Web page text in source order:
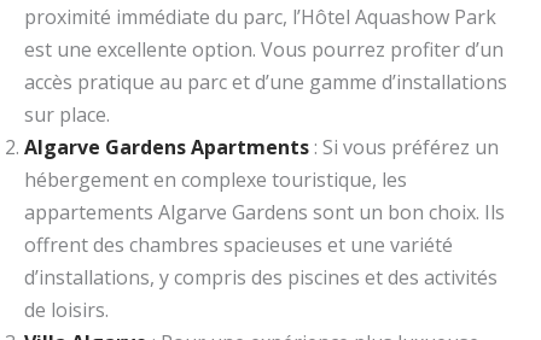
proximité immédiate du parc, l’Hôtel Aquashow Park
est une excellente option. Vous pourrez profiter d’un
accès pratique au parc et d’une gamme d’installations
sur place.
Algarve Gardens Apartments : Si vous préférez un
hébergement en complexe touristique, les
appartements Algarve Gardens sont un bon choix. Ils
offrent des chambres spacieuses et une variété
d’installations, y compris des piscines et des activités
de loisirs.